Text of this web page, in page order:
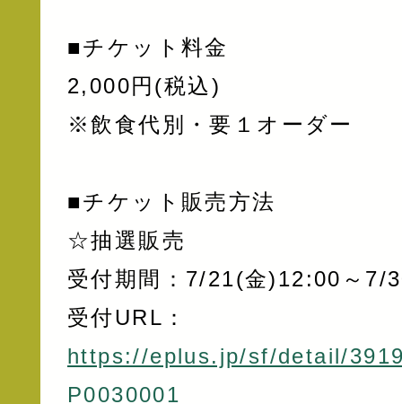
■チケット料金
2,000円(税込)
※飲食代別・要１オーダー
■チケット販売方法
☆抽選販売
受付期間：7/21(金)12:00～7/
受付URL：
https://eplus.jp/sf/detail/
P0030001